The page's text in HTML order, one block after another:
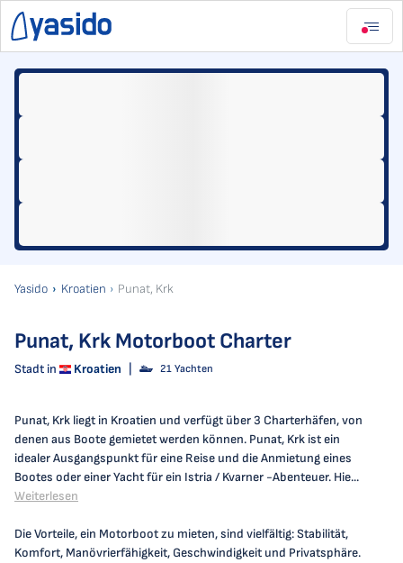
Yasido Kroatien Punat, Krk
Punat, Krk Motorboot Charter
Stadt in Kroatien 21 Yachten
Punat, Krk liegt in Kroatien und verfügt über 3 Charterhäfen, von
denen aus Boote gemietet werden können. Punat, Krk ist ein
idealer Ausgangspunkt für eine Reise und die Anmietung eines
Bootes oder einer Yacht für ein Istria / Kvarner -Abenteuer. Hie...
Weiterlesen
Die Vorteile, ein Motorboot zu mieten, sind vielfältig: Stabilität,
Komfort, Manövrierfähigkeit, Geschwindigkeit und Privatsphäre.